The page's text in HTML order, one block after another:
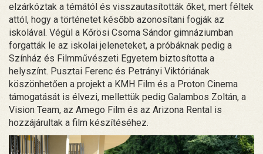
elzárkóztak a témától és visszautasították őket, mert féltek
attól, hogy a történetet később azonosítani fogják az
iskolával. Végül a Kőrösi Csoma Sándor gimnáziumban
forgatták le az iskolai jeleneteket, a próbáknak pedig a
Színház és Filmművészeti Egyetem biztosította a
helyszínt. Pusztai Ferenc és Petrányi Viktóriának
köszönhetően a projekt a KMH Film és a Proton Cinema
támogatását is élvezi, mellettük pedig Galambos Zoltán, a
Vision Team, az Amego Film és az Arizona Rental is
hozzájárultak a film készítéséhez.